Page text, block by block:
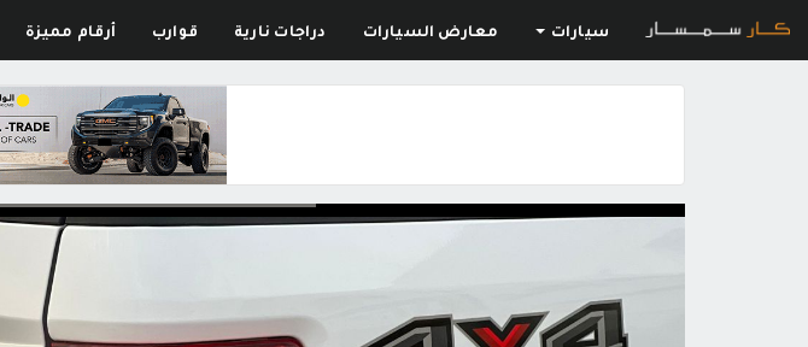
سيارات معارض السيارات دراجات نارية قوارب أرقام مميزة